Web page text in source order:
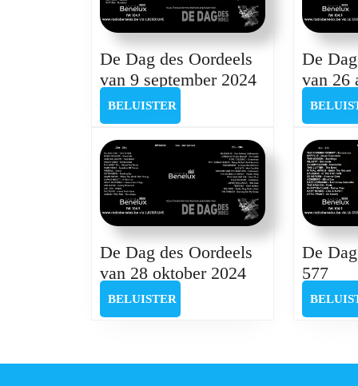
De Dag des Oordeels
van 9 september 2024De
Oordeels
van
9
september
2024
BELUISTER
De
van 26
De Dag des Oordeels
van 28 oktober 2024De
BELUISTER
De
577De
Dag
des